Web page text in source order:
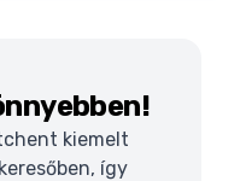
kiemelt
így